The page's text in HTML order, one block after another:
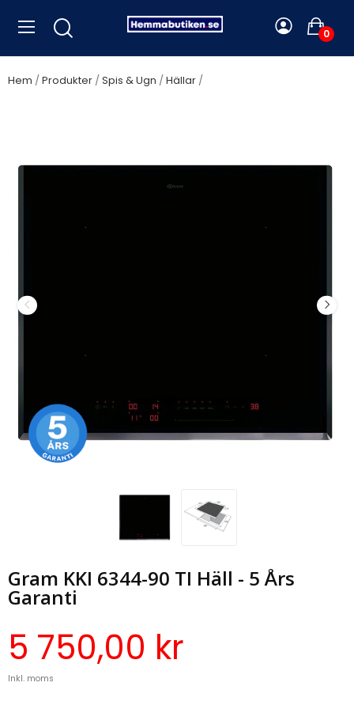
0
Hem Produkter Spis & Ugn Hällar
Gram KKI 6344-90 TI Häll - 5 Års
Garanti
5 750,00 kr
Inkl. moms